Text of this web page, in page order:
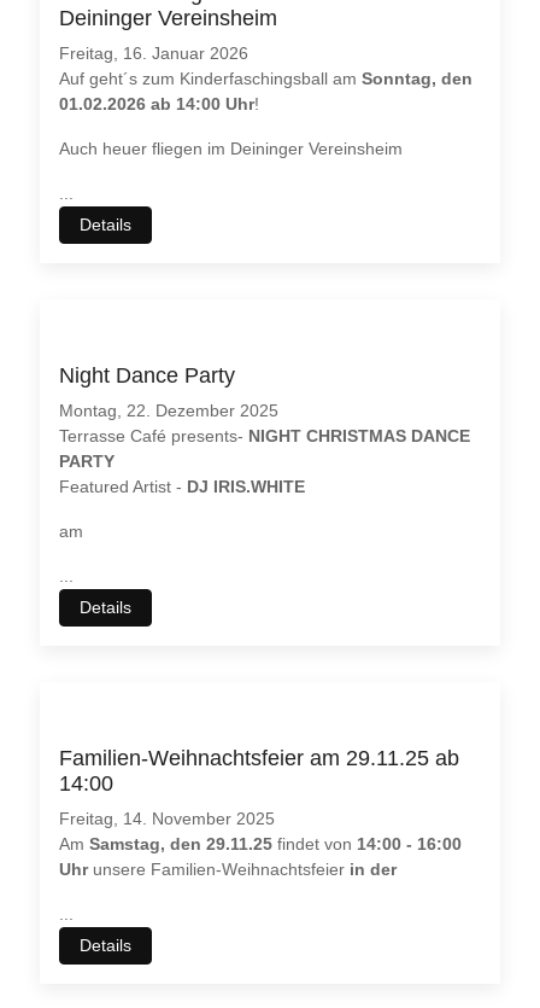
Deininger Vereinsheim
Freitag, 16. Januar 2026
Auf geht´s zum Kinderfaschingsball amSonntag, den
01.02.2026 ab 14:00 Uhr!
Auch heuer fliegen im Deininger Vereinsheim
Details
Night Dance Party
Montag, 22. Dezember 2025
Terrasse Café presents- NIGHT CHRISTMAS DANCE
PARTY
Featured Artist - DJ IRIS.WHITE
am
Details
Familien-Weihnachtsfeier am 29.11.25 ab
14:00
Freitag, 14. November 2025
AmSamstag, den 29.11.25 findet von 14:00 - 16:00
Uhrunsere Familien-Weihnachtsfeier in der
Details